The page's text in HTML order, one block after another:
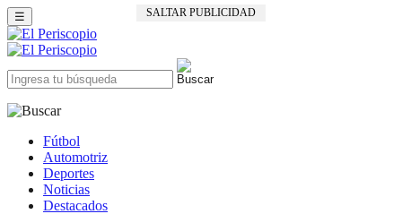
SALTAR PUBLICIDAD
☰
Fútbol
Automotriz
Deportes
Noticias
Destacados